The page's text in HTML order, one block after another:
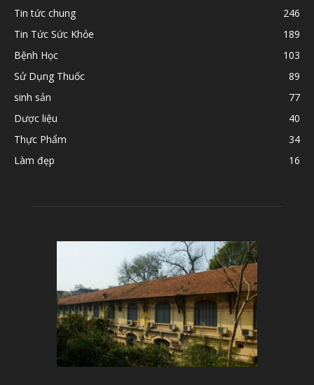
Tin tức chung
246
Tin Tức Sức Khỏe
189
Bệnh Học
103
Sử Dụng Thuốc
89
sinh sản
77
Dược liệu
40
Thực Phẩm
34
Làm đẹp
16